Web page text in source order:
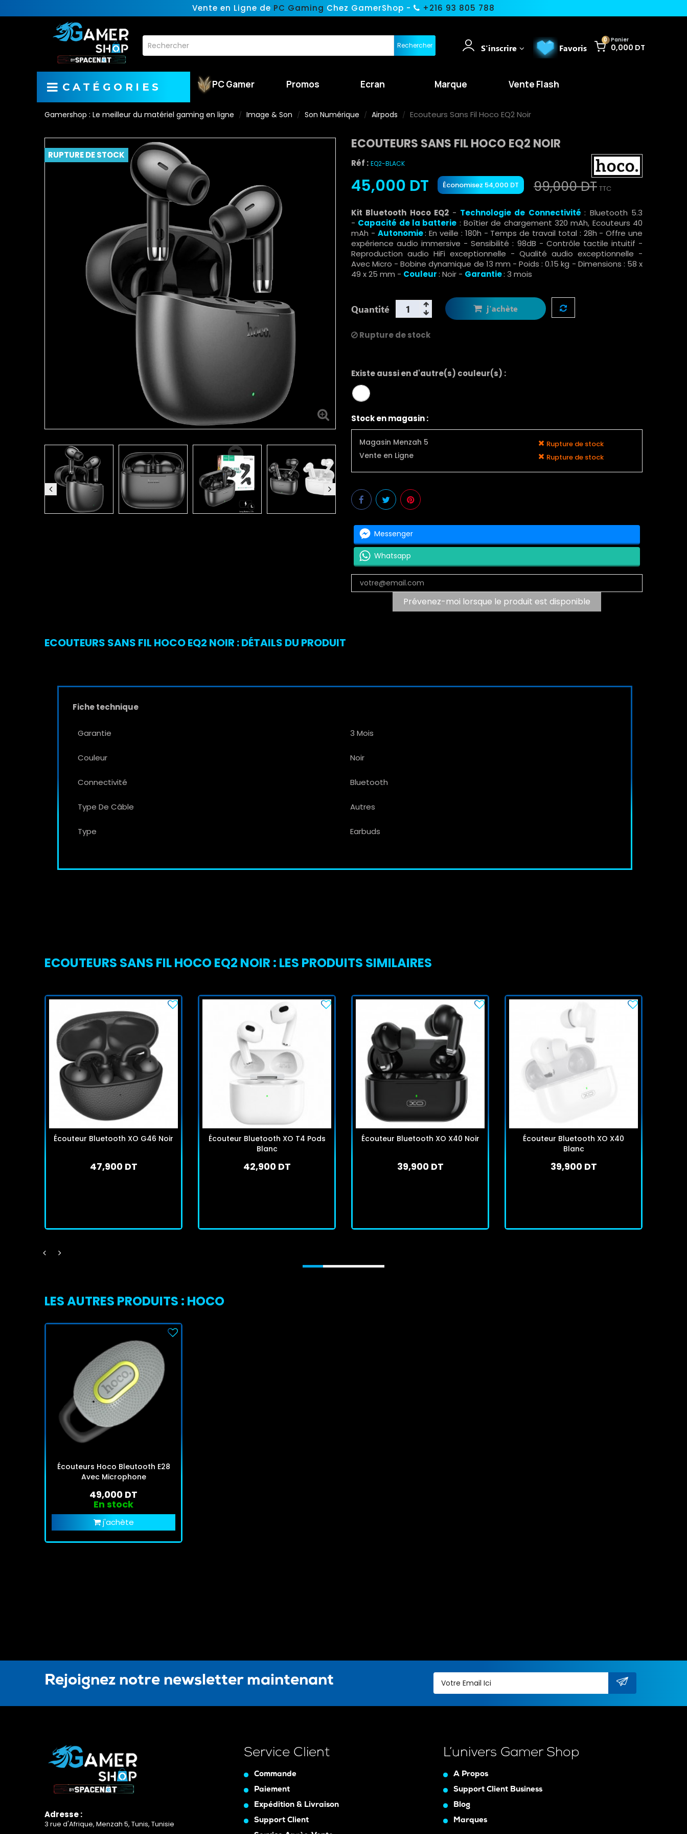
Vente en Ligne de PC Gaming Chez GamerShop - +216 93 805 788
Rechercher
0 Panier
0,000 DT
Favoris
S'inscrire
CATÉGORIES PC Gamer Promos Ecran Marque Vente Flash
Gamershop : Le meilleur du matériel gaming en ligne Image & Son Son Numérique Airpods Ecouteurs Sans Fil Hoco EQ2 Noir
RUPTURE DE STOCK
ECOUTEURS SANS FIL HOCO EQ2 NOIR
Réf : EQ2-BLACK
45,000 DT Économisez 54,000 DT 99,000 DT TTC
Kit Bluetooth Hoco EQ2 - Technologie de Connectivité: Bluetooth 5.3
- Capacité de la batterie : Boîtier de chargement 320 mAh, Ecouteurs 40
mAh - Autonomie: En veille : 180h - Temps de travail total : 28h - Offre une
expérience audio immersive - Sensibilité : 98dB - Contrôle tactile intuitif -
Reproduction audio HiFi exceptionnelle - Qualité audio exceptionnelle -
Avec Micro - Bobine dynamique de 13 mm - Poids : 0.15 kg - Dimensions : 58 x
49 x 25 mm - Couleur: Noir - Garantie: 3 mois
Quantité j'achète
Rupture de stock
Existe aussi en d'autre(s) couleur(s) :
Stock en magasin :
Magasin Menzah 5 Rupture de stock
Vente en Ligne Rupture de stock
Messenger
Whatsapp
Prévenez-moi lorsque le produit est disponible
ECOUTEURS SANS FIL HOCO EQ2 NOIR : DÉTAILS DU PRODUIT
Fiche technique
Garantie 3 Mois
Couleur Noir
Connectivité Bluetooth
Type De Câble Autres
Type Earbuds
ECOUTEURS SANS FIL HOCO EQ2 NOIR : LES PRODUITS SIMILAIRES
Écouteur Bluetooth XO G46 Noir
47,900 DT
Écouteur Bluetooth XO T4 Pods
Blanc
42,900 DT
Écouteur Bluetooth XO X40 Noir
39,900 DT
Écouteur Bluetooth XO X40
Blanc
39,900 DT
LES AUTRES PRODUITS : HOCO
Écouteurs Hoco Bleutooth E28
Avec Microphone
49,000 DT
En stock
j'achète
Rejoignez notre newsletter maintenant
Adresse :
3 rue d'Afrique, Menzah 5, Tunis, Tunisie
Service Client
Commande
Paiement
Expédition & Livraison
Support Client
L’univers Gamer Shop
A Propos
Support Client Business
Blog
Marques